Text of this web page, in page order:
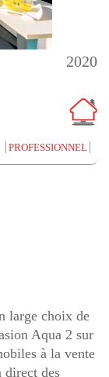
2020
PROFESSIONNEL
large choix de
Aqua 2 sur
à la vente
direct des